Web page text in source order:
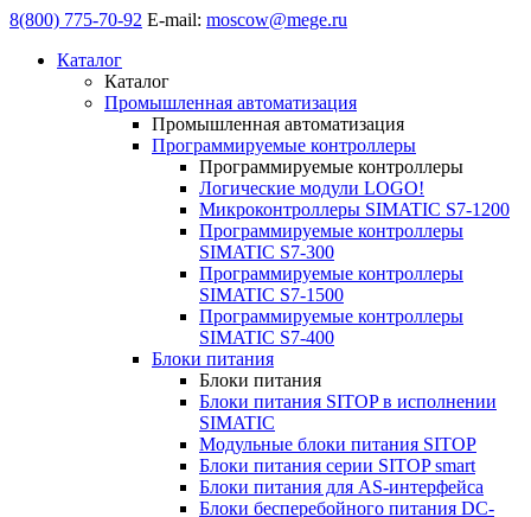
8(800) 775-70-92 E-mail: moscow@mege.ru
Каталог
Каталог
Промышленная автоматизация
Промышленная автоматизация
Программируемые контроллеры
Программируемые контроллеры
Логические модули LOGO!
Микроконтроллеры SIMATIC S7-1200
Программируемые контроллеры
SIMATIC S7-300
Программируемые контроллеры
SIMATIC S7-1500
Программируемые контроллеры
SIMATIC S7-400
Блоки питания
Блоки питания
Блоки питания SITOP в исполнении
SIMATIC
Модульные блоки питания SITOP
Блоки питания серии SITOP smart
Блоки питания для AS-интерфейса
Блоки бесперебойного питания DC-